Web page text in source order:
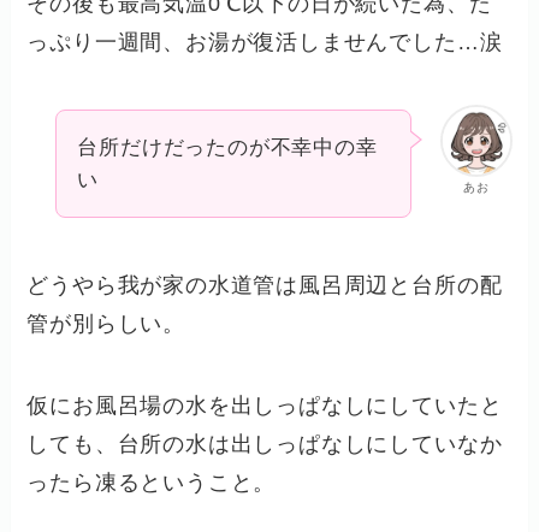
っぷり一週間、お湯が復活しませんでした…涙
あお
台所だけだったのが不幸中の幸
い
どうやら我が家の水道管は風呂周辺と台所の配
管が別らしい。
仮にお風呂場の水を出しっぱなしにしていたと
しても、台所の水は出しっぱなしにしていなか
ったら凍るということ。